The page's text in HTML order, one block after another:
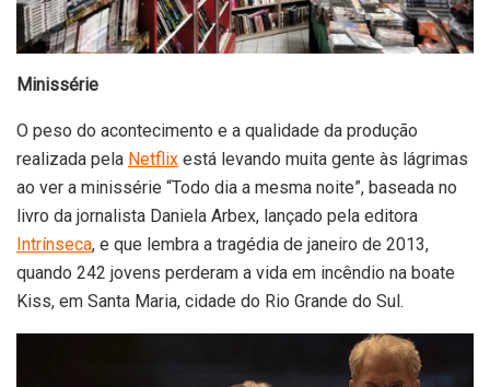
Minissérie
O peso do acontecimento e a qualidade da produção
realizada pela Netflix está levando muita gente às lágrimas
ao ver a minissérie “Todo dia a mesma noite”, baseada no
livro da jornalista Daniela Arbex, lançado pela editora
Intrínseca, e que lembra a tragédia de janeiro de 2013,
quando 242 jovens perderam a vida em incêndio na boate
Kiss, em Santa Maria, cidade do Rio Grande do Sul.